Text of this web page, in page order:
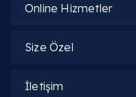
Online Hizmetler
Size Özel
İletişim